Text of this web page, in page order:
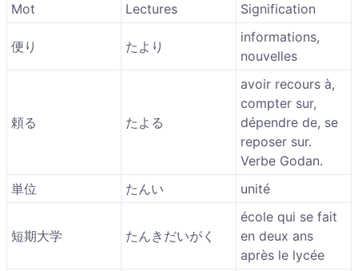
Mot Lectures Signification
便り たより
informations,
nouvelles
頼る たよる
avoir recours à,
compter sur,
dépendre de, se
reposer sur.
Verbe Godan.
単位
たんい unité
短期大学 たんきだいがく
école qui se fait
en deux ans
après le lycée